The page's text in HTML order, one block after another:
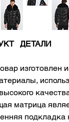
ДЕТАЛИ
изготовлен
матрица
подкладка